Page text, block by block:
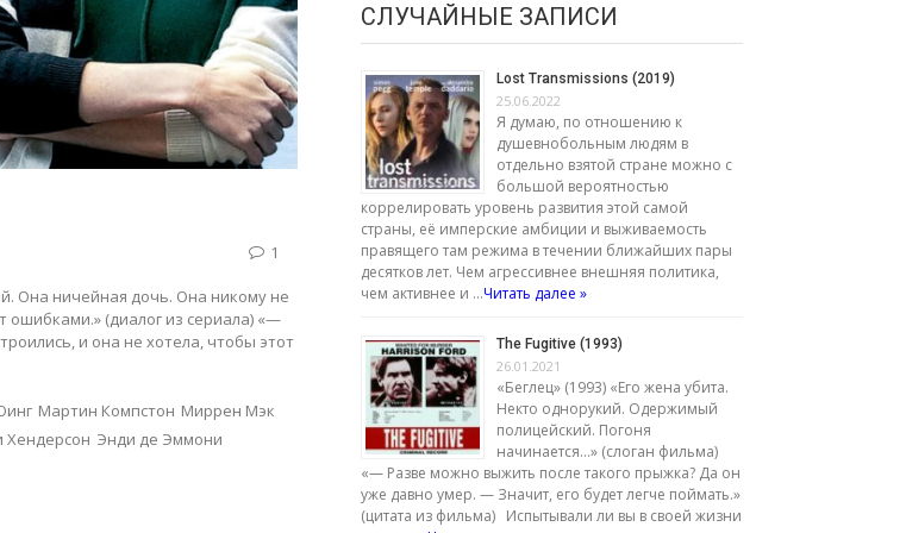
1
Она ничейная дочь. Она никому не
(диалог из сериала) «—
и она не хотела, чтобы этот
Мартин Компстон Миррен Мэк
Энди де Эммони
СЛУЧАЙНЫЕ ЗАПИСИ
Lost Transmissions (2019)
25.06.2022
Я думаю, по отношению к
душевнобольным людям в
отдельно взятой стране можно с
большой вероятностью
коррелировать уровень развития этой самой
страны, её имперские амбиции и выживаемость
правящего там режима в течении ближайших пары
десятков лет. Чем агрессивнее внешняя политика,
чем активнее и …Читать далее »
The Fugitive (1993)
26.01.2021
«Беглец» (1993) «Его жена убита.
Некто однорукий. Одержимый
полицейский. Погоня
начинается…» (слоган фильма)
«— Разве можно выжить после такого прыжка? Да он
уже давно умер. — Значит, его будет легче поймать.»
(цитата из фильма) Испытывали ли вы в своей жизни